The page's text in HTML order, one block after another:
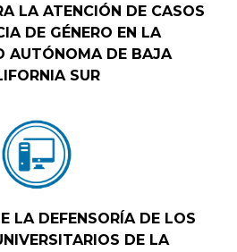
LA ATENCIÓN DE CASOS
DE GÉNERO EN LA
AUTÓNOMA DE BAJA
SUR
LA DEFENSORÍA DE LOS
DE LA